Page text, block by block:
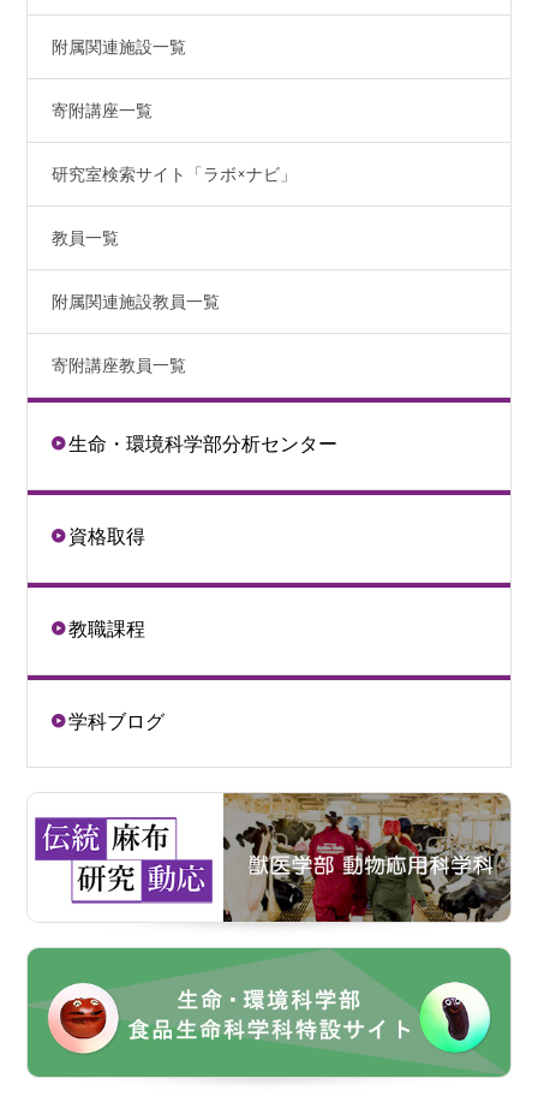
附属関連施設一覧
寄附講座一覧
研究室検索サイト「ラボ×ナビ」
教員一覧
附属関連施設教員一覧
寄附講座教員一覧
生命・環境科学部分析センター
資格取得
教職課程
学科ブログ